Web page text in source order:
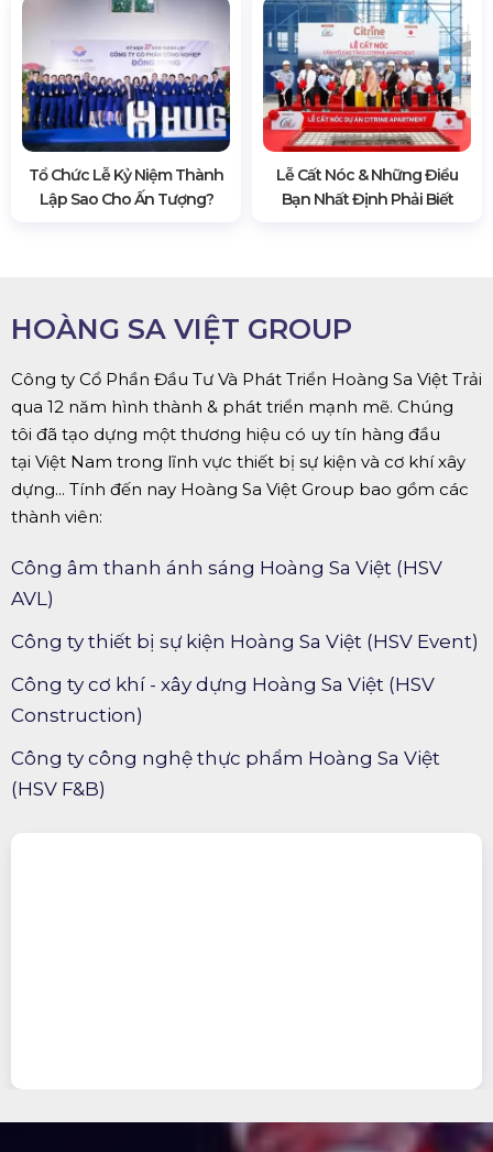
Tổ Chức Lễ Kỷ Niệm Thành
Lập Sao Cho Ấn Tượng?
Lễ Cất Nóc & Những Điều
Bạn Nhất Định Phải Biết
HOÀNG SA VIỆT GROUP
Công ty Cổ Phần Đầu Tư Và Phát Triển Hoàng Sa Việt Trải
qua 12 năm hình thành & phát triển mạnh mẽ. Chúng
tôi đã tạo dựng một thương hiệu có uy tín hàng đầu
tại Việt Nam trong lĩnh vực thiết bị sự kiện và cơ khí xây
dựng... Tính đến nay Hoàng Sa Việt Group bao gồm các
thành viên:
Công âm thanh ánh sáng Hoàng Sa Việt (HSV
AVL)
Công ty thiết bị sự kiện Hoàng Sa Việt (HSV Event)
Công ty cơ khí - xây dựng Hoàng Sa Việt (HSV
Construction)
Công ty công nghệ thực phẩm Hoàng Sa Việt
(HSV F&B)